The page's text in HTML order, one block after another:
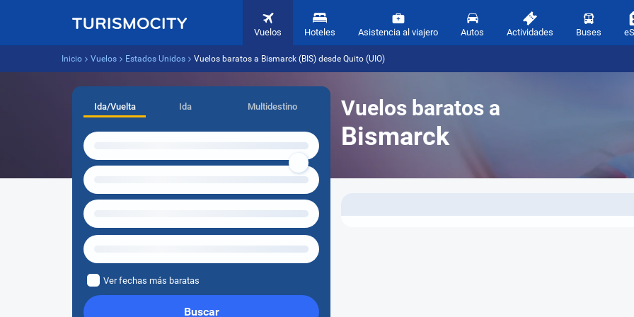
Vuelos Hoteles Asistencia al viajero Autos Actividades Buses
Inicio Vuelos Estados Unidos Vuelos baratos a Bismarck (BIS) desde Quito (UIO)
Vuelos baratos a
Bismarck
Ida/Vuelta Ida Multidestino
Ver fechas más baratas
Buscar